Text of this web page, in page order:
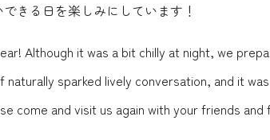
きる日を楽しみにしています！
Although it was a bit chilly at night, we
sparked lively conversation, and it
and visit us again with your friends